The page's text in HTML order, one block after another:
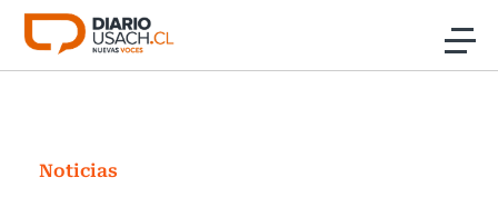
Click acá para ir directamente al contenido
Investigación
Noticias